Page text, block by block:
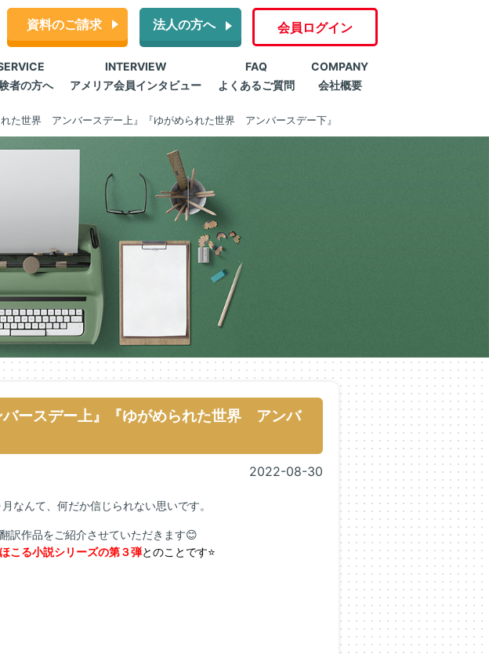
資料のご請求 法人の方へ 会員ログイン
者の方へ
INTERVIEW
アメリア会員インタビュー
FAQ
よくあるご質問
COMPANY
会社概要
れた世界 アンバースデー上』『ゆがめられた世界 アンバースデー下』
ースデー上』『ゆがめられた世界 アンバ
2022-08-30
んて、何だか信じられない思いです。
訳作品をご紹介させていただきます😊
こる小説シリーズの第３弾とのことです⭐